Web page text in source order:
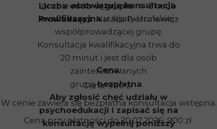
grupieobowiązuje konsultacja
kwalifikacyjnau Agaty Ucińskiej -
współprowadzącej grupę.
Konsultacja kwalifikacyjna trwa do
20 minut i jest dla osób
zainteresowanych
grupąbezpłatna.
Aby zgłosić chęć udziału w
psychoedukacji i zapisać się na
konsultację wypełnij poniższy
Cena:
Cena: 990 zł
W cenie zawiera się bezpłatna konsultacja wstępna.
Cena przy płatności do 20.07.2026: 900 zł
Liczba osób w grupie: 4 -8 osób
Prowadząca: Natalia Pietrulewicz